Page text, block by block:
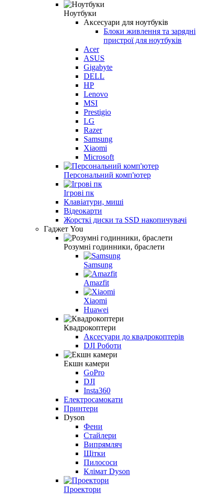
Ноутбуки
Аксесуари для ноутбуків
Блоки живлення та зарядні
пристрої для ноутбуків
Acer
ASUS
Gigabyte
DELL
HP
Lenovo
MSI
Prestigio
LG
Razer
Samsung
Xiaomi
Microsoft
Персональний комп'ютер
Ігрові пк
Клавіатури, миші
Відеокарти
Жорсткі диски та SSD накопичувачі
Гаджет You
Розумні годинники, браслети
Samsung
Amazfit
Xiaomi
Huawei
Квадрокоптери
Аксесуари до квадрокоптерів
DJI Роботи
Екшн камери
GoPro
DJI
Insta360
Електросамокати
Принтери
Dyson
Фени
Стайлери
Випрямляч
Щітки
Пилососи
Клімат Dyson
Проектори